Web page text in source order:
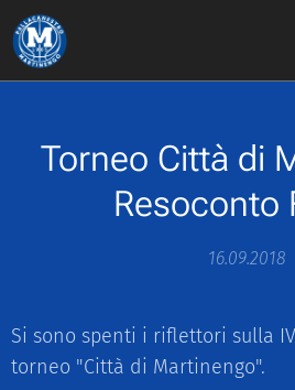
Torneo Città di
Resoconto
16.09.2018
Si sono spenti i riflettori sulla
torneo "Città di Martinengo".